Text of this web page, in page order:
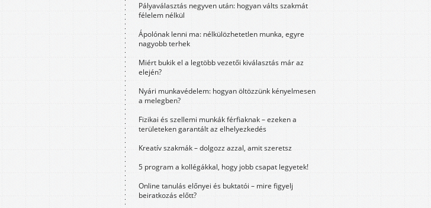
Pályaválasztás negyven után: hogyan válts szakmát
félelem nélkül
Ápolónak lenni ma: nélkülözhetetlen munka, egyre
nagyobb terhek
Miért bukik el a legtöbb vezetői kiválasztás már az
elején?
Nyári munkavédelem: hogyan öltözzünk kényelmesen
a melegben?
Fizikai és szellemi munkák férfiaknak – ezeken a
területeken garantált az elhelyezkedés
Kreatív szakmák – dolgozz azzal, amit szeretsz
5 program a kollégákkal, hogy jobb csapat legyetek!
Online tanulás előnyei és buktatói – mire figyelj
beiratkozás előtt?